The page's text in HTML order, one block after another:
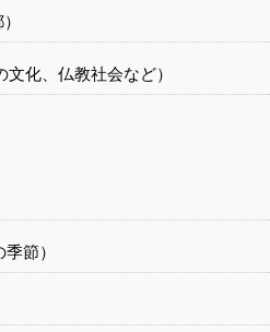
化、仏教社会など）
節）